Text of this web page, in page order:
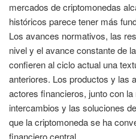
mercados de criptomonedas
históricos parece tener más
Los avances normativos, las
nivel y el avance constante de
confieren al ciclo actual una
anteriores. Los productos y las
actores financieros, junto con
intercambios y las soluciones
que la criptomoneda se ha